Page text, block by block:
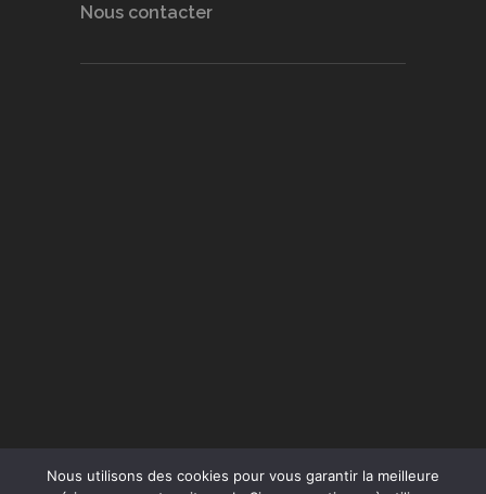
Nous contacter
Nous utilisons des cookies pour vous garantir la meilleure